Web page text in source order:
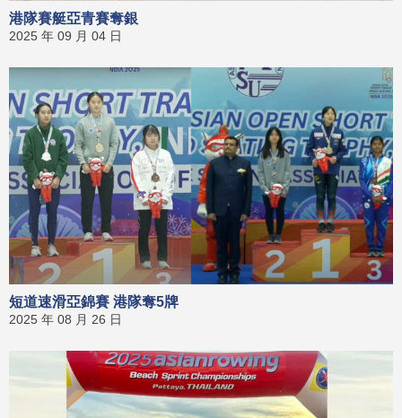
港隊賽艇亞青賽奪銀
2025 年 09 月 04 日
短道速滑亞錦賽 港隊奪5牌
2025 年 08 月 26 日